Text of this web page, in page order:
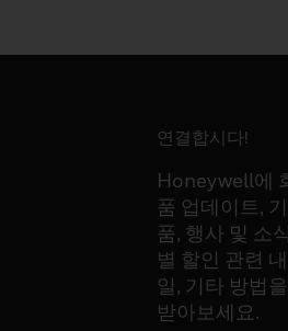
연결합시다!
Honeywell에
품 업데이트,
품, 행사 및 소
별 할인 관련
일, 기타 방법
받아보세요.